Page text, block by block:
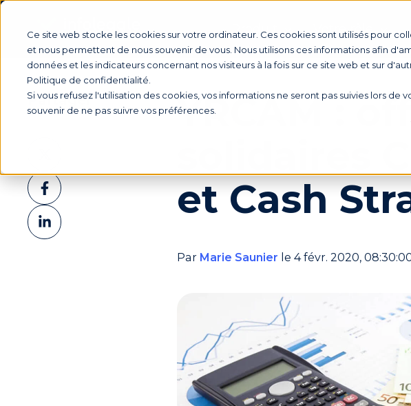
Ce site web stocke les cookies sur votre ordinateur. Ces cookies sont utilisés pour
et nous permettent de nous souvenir de vous. Nous utilisons ces informations afin
données et les indicateurs concernant nos visiteurs à la fois sur ce site web et sur
Politique de confidentialité.
Si vous refusez l'utilisation des cookies, vos informations ne seront pas suivies lors
souvenir de ne pas suivre vos préférences.
Produit Votre rôle
YRCAM :
solidaires
et Cash
Par Marie Saunier le 4 févr. 2020,
Partager
XPartager
sur
Facebook
Partager
sur